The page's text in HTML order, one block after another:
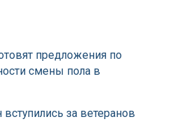
предложения по
смены пола в
за ветеранов